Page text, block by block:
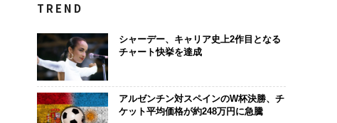
TREND
シャーデー、キャリア史上2作目となる
チャート快挙を達成
アルゼンチン対スペインのW杯決勝、チ
ケット平均価格が約248万円に急騰